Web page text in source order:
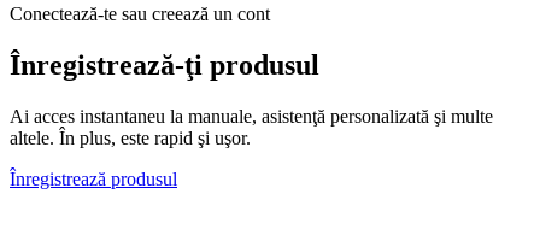
Conectează-te sau creează un cont
Înregistrează-ţi produsul
Ai acces instantaneu la manuale, asistenţă personalizată şi multe
altele. În plus, este rapid şi uşor.
Înregistrează produsul